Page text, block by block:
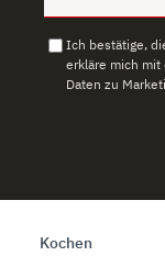
Ich bestätige,
erkläre mich
Daten zu
Kochen